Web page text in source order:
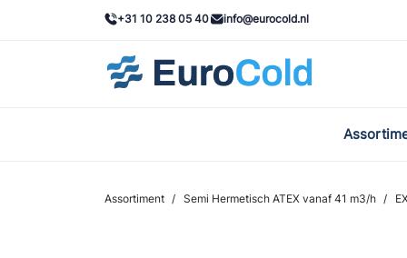
+31 10 238 05 40 info@eurocold.nl
Assortiment / Semi Hermetisch ATEX vanaf 41 m3/h /